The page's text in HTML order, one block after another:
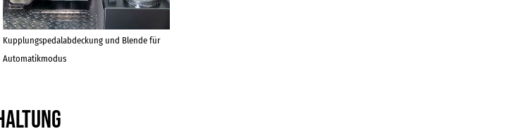
Kupplungspedalabdeckung und Blende für
Automatikmodus